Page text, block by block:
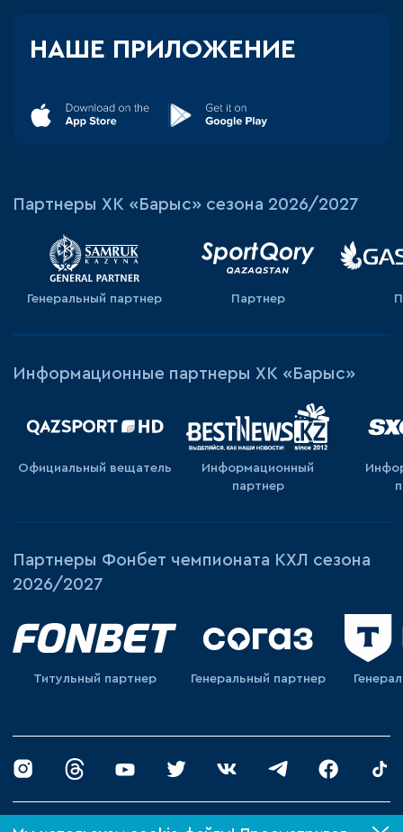
НАШЕ ПРИЛОЖЕНИЕ
Партнеры ХК «Барыс» сезона 2026/2027
Генеральный партнер Партнер
Информационные партнеры ХК «Барыс»
Официальный вещатель
Информационный
партнер
Партнеры Фонбет чемпионата КХЛ сезона
2026/2027
Титульный партнер Генеральный партнер